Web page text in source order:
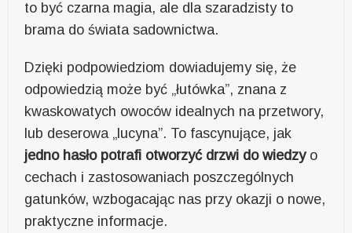
to być czarna magia, ale dla szaradzisty to
brama do świata sadownictwa.
Dzięki podpowiedziom dowiadujemy się, że
odpowiedzią może być „łutówka”, znana z
kwaskowatych owoców idealnych na przetwory,
lub deserowa „lucyna”. To fascynujące, jak
jedno hasło potrafi otworzyć drzwi do wiedzyo
cechach i zastosowaniach poszczególnych
gatunków, wzbogacając nas przy okazji o nowe,
praktyczne informacje.